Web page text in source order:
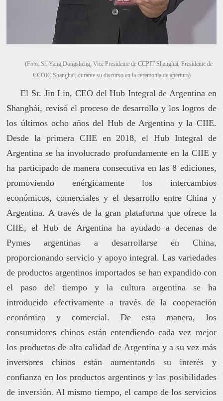
(Foto: Sr. Yang Dongsheng, Vice Presidente de CCPIT Shanghai, Presidente de
CCOIC Shanghai, durante su discurso en la ceremonia de apertura)
El Sr. Jin Lin, CEO del Hub Integral de Argentina en
Shanghái, revisó el proceso de desarrollo y los logros de
los últimos ocho años del Hub de Argentina y la CIIE.
Desde la primera CIIE en 2018, el Hub Integral de
Argentina se ha involucrado profundamente en la CIIE y
ha participado de manera consecutiva en las 8 ediciones,
promoviendo enérgicamente los intercambios
económicos, comerciales y el desarrollo entre China y
Argentina. A través de la gran plataforma que ofrece la
CIIE, el Hub de Argentina ha ayudado a decenas de
Pymes argentinas a desarrollarse en China,
proporcionando servicio y apoyo integral. Las variedades
de productos argentinos importados se han expandido con
el paso del tiempo y la cultura argentina se ha
introducido efectivamente a través de la cooperación
económica y comercial. De esta manera, los
consumidores chinos están entendiendo cada vez mejor
los productos de alta calidad de Argentina y a su vez más
inversores chinos están aumentando su interés y
confianza en los productos argentinos y las posibilidades
de inversión. Al mismo tiempo, el campo de los servicios